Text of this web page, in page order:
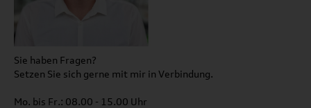
Sie haben Fragen?
Setzen Sie sich gerne mit mir in Verbindung.
Mo. bis Fr.: 08.00 - 15.00 Uhr